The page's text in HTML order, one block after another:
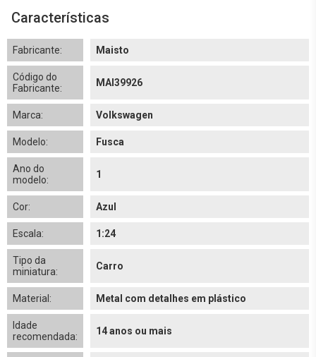
Características
Fabricante: Maisto
Código do
Fabricante:
MAI39926
Marca: Volkswagen
Modelo: Fusca
Ano do
modelo:
1
Cor: Azul
Escala: 1:24
Tipo da
miniatura:
Carro
Material: Metal com detalhes em plástico
Idade
recomendada:
14 anos ou mais